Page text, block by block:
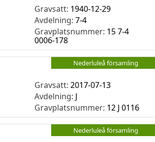
Gravsatt: 1940-12-29
Avdelning:7-4
Gravplatsnummer: 15 7-4
0006-178
Nederluleå församling
Gravsatt:2017-07-13
Avdelning: J
Gravplatsnummer: 12 J 0116
Nederluleå församling